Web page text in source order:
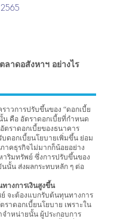
าดอสังหาฯ อย่างไร
าวการปรับขึ้นของ “ดอกเบี้ย
น คือ อัตราดอกเบี้ยที่กำหนด
ตราดอกเบี้ยของธนาคาร
ดอกเบี้ยนโยบายเพิ่มขึ้น ย่อม
าคธุรกิจไม่มากก็น้อยอย่าง
าริมทรัพย์ ซึ่งการปรับขึ้นของ
นั้น ส่งผลกระทบหลัก ๆ ต่อ
างการเงินสูงขึ้น
จะต้องแบกรับต้นทุนทางการ
าดอกเบี้ยนโยบาย เพราะใน
จำหน่ายนั้น ผู้ประกอบการ